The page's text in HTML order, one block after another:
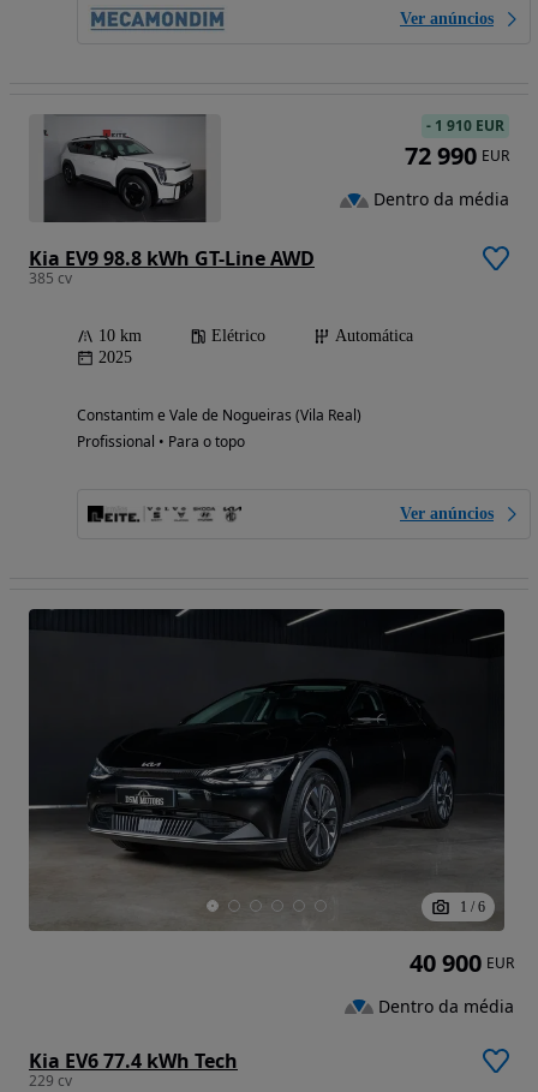
Ver anúncios
Kia EV9 98.8 kWh GT-Line AWD
385 cv
10 km Elétrico
Automática
2025
Constantim e Vale de Nogueiras (Vila Real)
Profissional • Para o topo
Ver anúncios
- 1 910 EUR
72 990 EUR
Dentro da média
1 / 6
Kia EV6 77.4 kWh Tech
229 cv
40 900 EUR
Dentro da média